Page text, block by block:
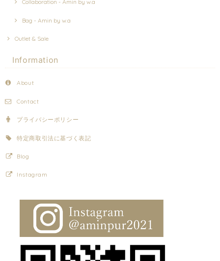
Collaboration - Amin by w.a
Bag - Amin by w.a
Outlet & Sale
Information
About
Contact
プライバシーポリシー
特定商取引法に基づく表記
Blog
Instagram